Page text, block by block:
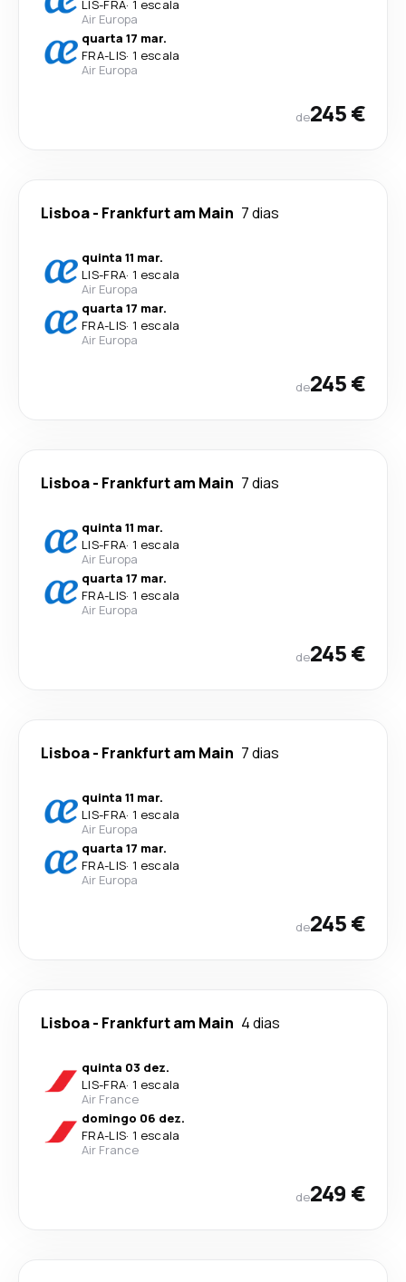
LIS-FRA· 1 escala
Air Europa
quarta 17 mar.
FRA-LIS· 1 escala
Air Europa
de245 €
Lisboa- Frankfurt am Main 7 dias
quinta 11 mar.
LIS-FRA· 1 escala
Air Europa
quarta 17 mar.
FRA-LIS· 1 escala
Air Europa
de245 €
Lisboa- Frankfurt am Main 7 dias
quinta 11 mar.
LIS-FRA· 1 escala
Air Europa
quarta 17 mar.
FRA-LIS· 1 escala
Air Europa
de245 €
Lisboa- Frankfurt am Main 7 dias
quinta 11 mar.
LIS-FRA· 1 escala
Air Europa
quarta 17 mar.
FRA-LIS· 1 escala
Air Europa
de245 €
Lisboa- Frankfurt am Main 4 dias
quinta 03 dez.
LIS-FRA· 1 escala
Air France
domingo 06 dez.
FRA-LIS· 1 escala
Air France
de249 €